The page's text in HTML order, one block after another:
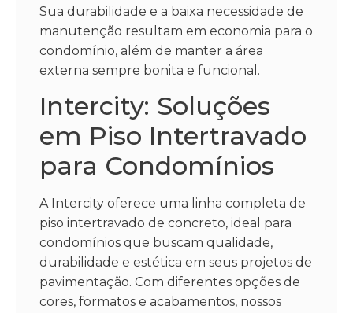
Sua durabilidade e a baixa necessidade de
manutenção resultam em economia para o
condomínio, além de manter a área
externa sempre bonita e funcional.
Intercity: Soluções
em Piso Intertravado
para Condomínios
A Intercity oferece uma linha completa de
piso intertravado de concreto, ideal para
condomínios que buscam qualidade,
durabilidade e estética em seus projetos de
pavimentação. Com diferentes opções de
cores, formatos e acabamentos, nossos